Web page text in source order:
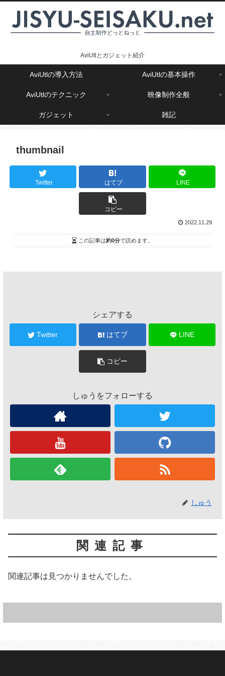
AviUtlとガジェット紹介
AviUtlの導入方法 AviUtlの基本操作
AviUtlのテクニック 映像制作全般
ガジェット 雑記
thumbnail
Twitter はてブ LINE
コピー
2022.11.29
この記事は約0分で読めます。
シェアする
Twitter はてブ LINE
コピー
しゅうをフォローする
しゅう
関連記事
関連記事は見つかりませんでした。